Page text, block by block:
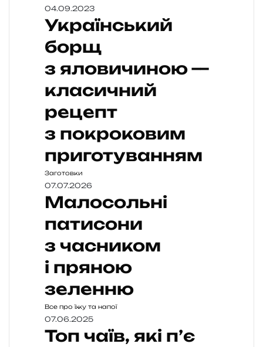
04.09.2023
Український
борщ
з яловичиною —
класичний
рецепт
з покроковим
приготуванням
Заготовки
07.07.2026
Малосольні
патисони
з часником
і пряною
зеленню
Все про їжу та напої
07.06.2025
Топ чаїв, які п’є